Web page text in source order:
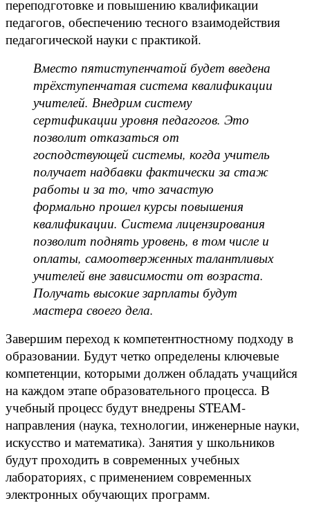
переподготовке и повышению квалификации
педагогов, обеспечению тесного взаимодействия
педагогической науки с практикой.
Вместо пятиступенчатой будет введена
трёхступенчатая система квалификации
учителей. Внедрим систему
сертификации уровня педагогов. Это
позволит отказаться от
господствующей системы, когда учитель
получает надбавки фактически за стаж
работы и за то, что зачастую
формально прошел курсы повышения
квалификации. Система лицензирования
позволит поднять уровень, в том числе и
оплаты, самоотверженных талантливых
учителей вне зависимости от возраста.
Получать высокие зарплаты будут
мастера своего дела.
Завершим переход к компетентностному подходу в
образовании. Будут четко определены ключевые
компетенции, которыми должен обладать учащийся
на каждом этапе образовательного процесса. В
учебный процесс будут внедрены STEAM-
направления (наука, технологии, инженерные науки,
искусство и математика). Занятия у школьников
будут проходить в современных учебных
лабораториях, с применением современных
электронных обучающих программ.